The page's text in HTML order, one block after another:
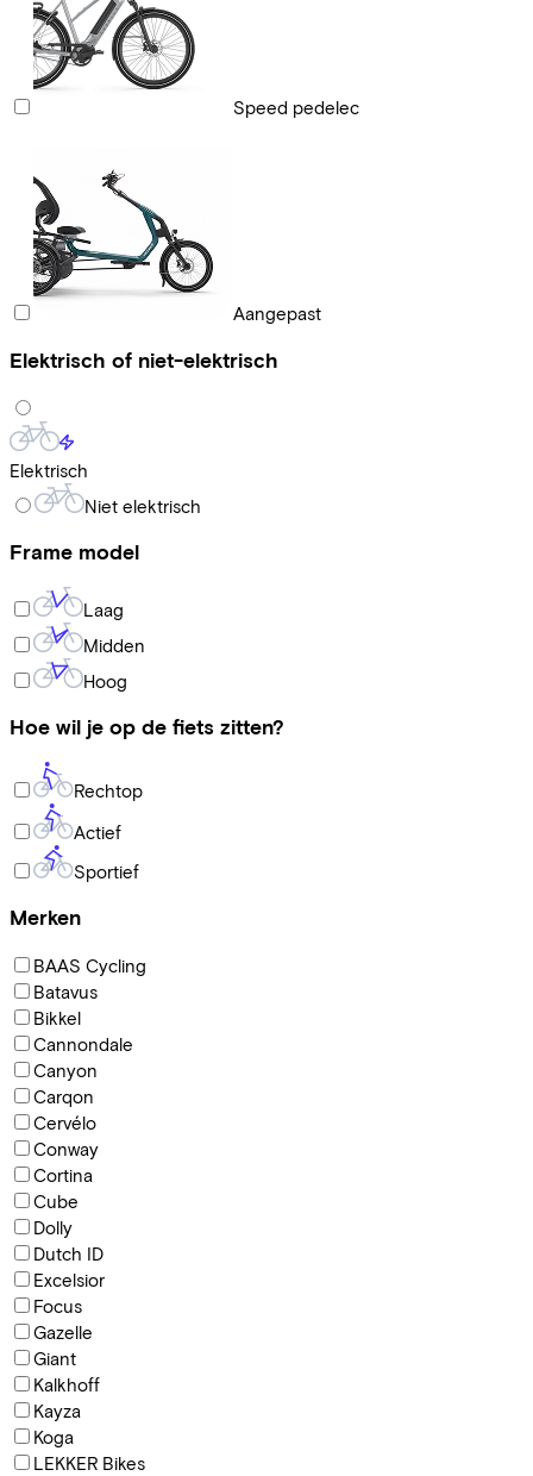
Speed pedelec
Aangepast
Elektrisch of niet-elektrisch
Elektrisch
Niet elektrisch
Frame model
Laag
Midden
Hoog
Hoe wil je op de fiets zitten?
Rechtop
Actief
Sportief
Merken
BAAS Cycling
Batavus
Bikkel
Cannondale
Canyon
Carqon
Cervélo
Conway
Cortina
Cube
Dolly
Dutch ID
Excelsior
Focus
Gazelle
Giant
Kalkhoff
Kayza
Koga
LEKKER Bikes